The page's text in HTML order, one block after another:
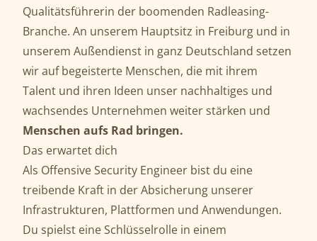
Qualitätsführerin der boomenden Radleasing-
Branche. An unserem Hauptsitz in Freiburg und in
unserem Außendienst in ganz Deutschland setzen
wir auf begeisterte Menschen, die mit ihrem
Talent und ihren Ideen unser nachhaltiges und
wachsendes Unternehmen weiter stärken und
Menschen aufs Rad bringen.
Das erwartet dich
Als Offensive Security Engineer bist du eine
treibende Kraft in der Absicherung unserer
Infrastrukturen, Plattformen und Anwendungen.
Du spielst eine Schlüsselrolle in einem